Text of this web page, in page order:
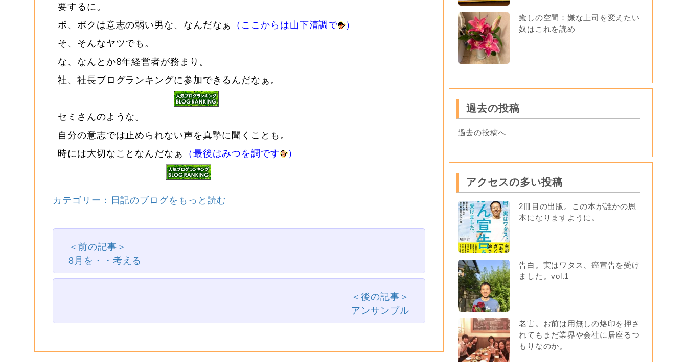
要するに。
ボ、ボクは意志の弱い男な、なんだなぁ
（ここからは山下清調で
）
そ、そんなヤツでも。
な、なんとか8年経営者が務まり。
社、社長ブログランキングに参加できるんだなぁ。
セミさんのような。
自分の意志では止められない声を真摯に聞くことも。
時には大切なことなんだなぁ
（最後はみつを調です ）
カテゴリー：日記のブログをもっと読む
＜前の記事＞
8月を・・考える
＜後の記事＞
アンサンブル
癒しの空間：嫌な上司を変えたい
奴はこれを読め
過去の投稿
過去の投稿へ
アクセスの多い投稿
2冊目の出版。この本が誰かの恩
本になりますように。
告白。実はワタス、癌宣告を受け
ました。vol.1
老害。お前は用無しの烙印を押さ
れてもまだ業界や会社に居座るつ
もりなのか。